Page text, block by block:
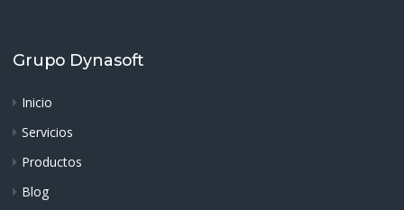
Grupo Dynasoft
Inicio
Servicios
Productos
Blog